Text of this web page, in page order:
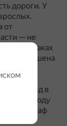
дороги. У
от
— не
знаках
разрешена
с
за въезд в
в 2025 году
же штраф